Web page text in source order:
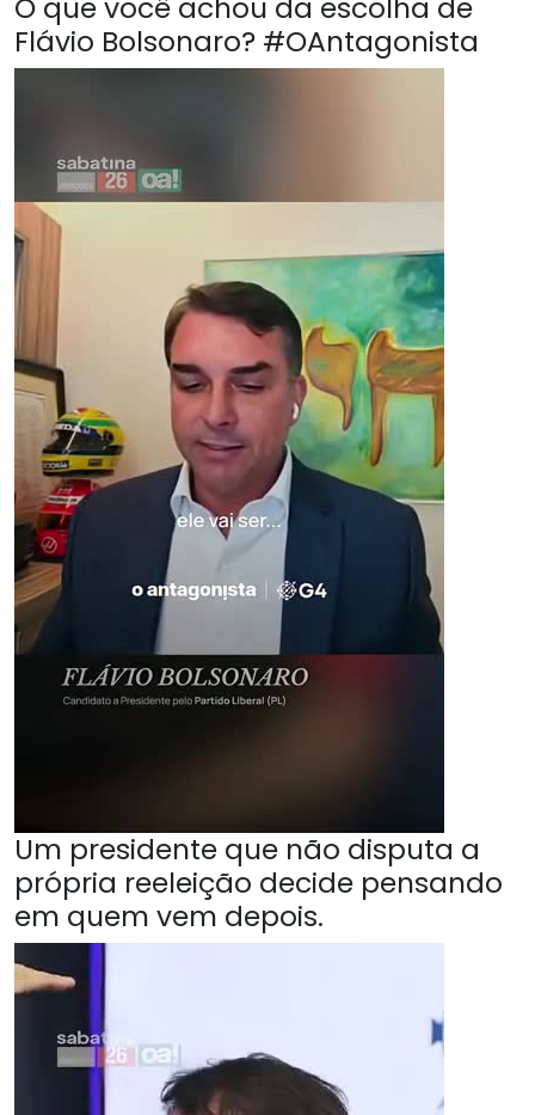
O que você achou da escolha de
Flávio Bolsonaro? #OAntagonista
Um presidente que não disputa a
própria reeleição decide pensando
em quem vem depois.